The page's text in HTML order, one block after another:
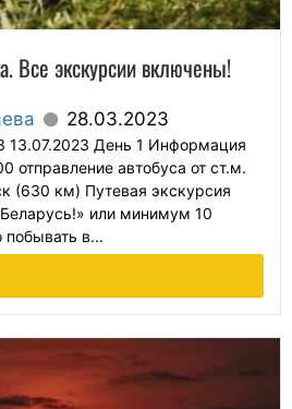
Все экскурсии включены!
28.03.2023
13.07.2023 День 1 Информация
отправление автобуса от ст.м.
(630 км) Путевая экскурсия
или минимум 10
в...